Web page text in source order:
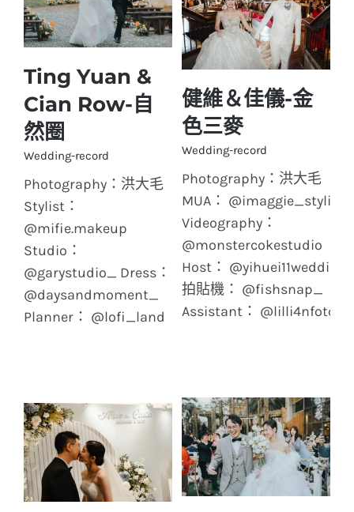
Ting Yuan & Cian
Row-自然圈
Ting Yuan &
Cian Row-自
然圈
Wedding-record
Photography：洪大毛
Stylist：
@mifie.makeup
Studio：
@garystudio_ Dress：
@daysandmoment_
Planner： @lofi_land
健維＆佳儀-金色三麥
健維＆佳儀-金
色三麥
Wedding-record
Photography：洪大毛
MUA： @imaggie_stylist
Videography：
@monstercokestudio
Host： @yihuei11wedding
拍貼機： @fishsnap_
Assistant： @lilli4nfoto